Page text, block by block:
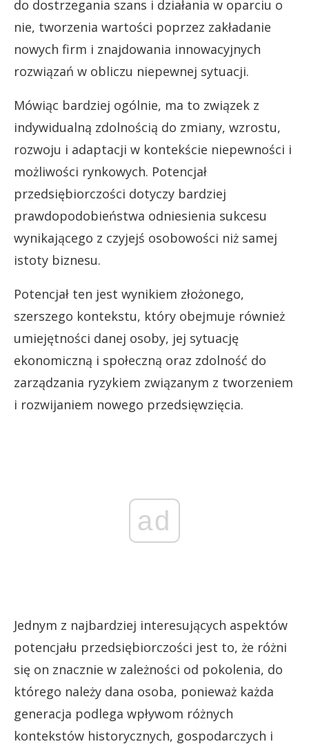
do dostrzegania szans i działania w oparciu o
nie, tworzenia wartości poprzez zakładanie
nowych firm i znajdowania innowacyjnych
rozwiązań w obliczu niepewnej sytuacji.
Mówiąc bardziej ogólnie, ma to związek z
indywidualną zdolnością do zmiany, wzrostu,
rozwoju i adaptacji w kontekście niepewności i
możliwości rynkowych. Potencjał
przedsiębiorczości dotyczy bardziej
prawdopodobieństwa odniesienia sukcesu
wynikającego z czyjejś osobowości niż samej
istoty biznesu.
Potencjał ten jest wynikiem złożonego,
szerszego kontekstu, który obejmuje również
umiejętności danej osoby, jej sytuację
ekonomiczną i społeczną oraz zdolność do
zarządzania ryzykiem związanym z tworzeniem
i rozwijaniem nowego przedsięwzięcia.
ad
Jednym z najbardziej interesujących aspektów
potencjału przedsiębiorczości jest to, że różni
się on znacznie w zależności od pokolenia, do
którego należy dana osoba, ponieważ każda
generacja podlega wpływom różnych
kontekstów historycznych, gospodarczych i